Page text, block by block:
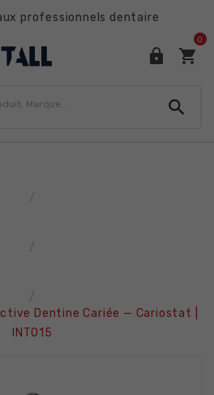
professionnels dentaire
 
0

Dentine Cariée — Cariostat |
INT015